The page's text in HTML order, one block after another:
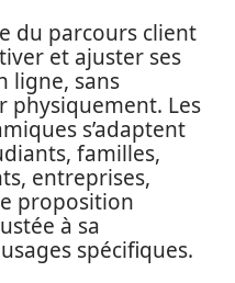
du parcours client
et ajuster ses
ligne, sans
physiquement. Les
s’adaptent
familles,
entreprises,
proposition
à sa
spécifiques.